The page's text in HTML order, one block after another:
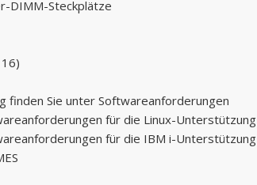
DIMM-Steckplätze
Sie unter Softwareanforderungen
für die Linux-Unterstützung
für die IBM i-Unterstützung